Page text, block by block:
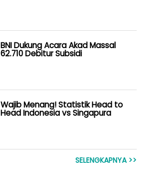
BNI Dukung Acara Akad Massal
62.710 Debitur Subsidi
Wajib Menang! Statistik Head to
Head Indonesia vs Singapura
SELENGKAPNYA >>